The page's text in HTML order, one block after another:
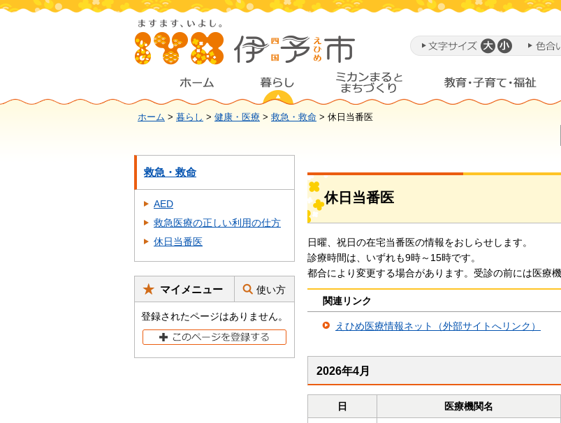
ホーム > 暮らし > 健康・医療 > 救急・救命 > 休日当番医
救急・救命
AED
救急医療の正しい利用の仕方
休日当番医
マイメニュー 使い方
登録されたページはありません。
休日当番医
日曜、祝日の在宅当番医の情報をおしらせします。
診療時間は、いずれも9時～15時です。
都合により変更する場合があります。受診の前には医療
関連リンク
えひめ医療情報ネット（外部サイトへリンク）
2026年4月
日 医療機関名